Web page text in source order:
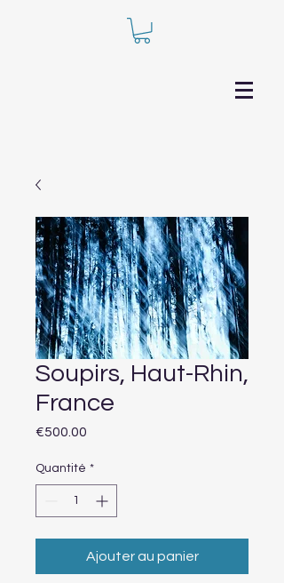
Soupirs, Haut-Rhin,
France
€500.00
Quantité *
Ajouter au panier